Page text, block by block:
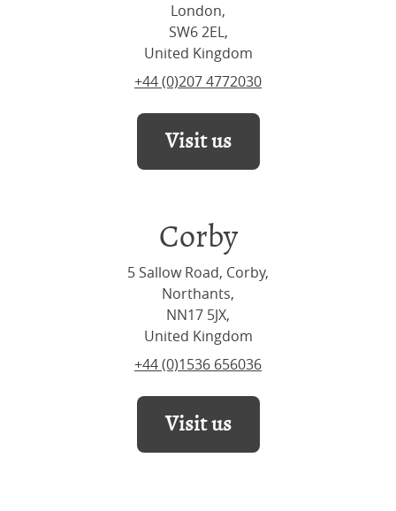
London,
SW6 2EL,
United Kingdom
+44 (0)207 4772030
Visit us
Corby
5 Sallow Road, Corby,
Northants,
NN17 5JX,
United Kingdom
+44 (0)1536 656036
Visit us